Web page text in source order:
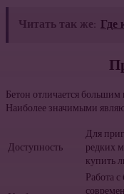
Читать так же: Где
Бетон отличается
Наиболее значимыми
Доступность
Для
редких
купить
Работа